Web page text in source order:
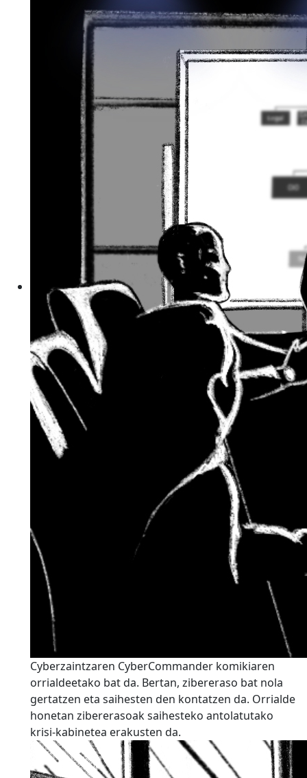
Cyberzaintzaren CyberCommander komikiaren
orrialdeetako bat da. Bertan, zibereraso bat nola
gertatzen eta saihesten den kontatzen da. Orrialde
honetan zibererasoak saihesteko antolatutako
krisi-kabinetea erakusten da.